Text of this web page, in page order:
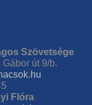
Szövetsége
út 9/b.
Flóra